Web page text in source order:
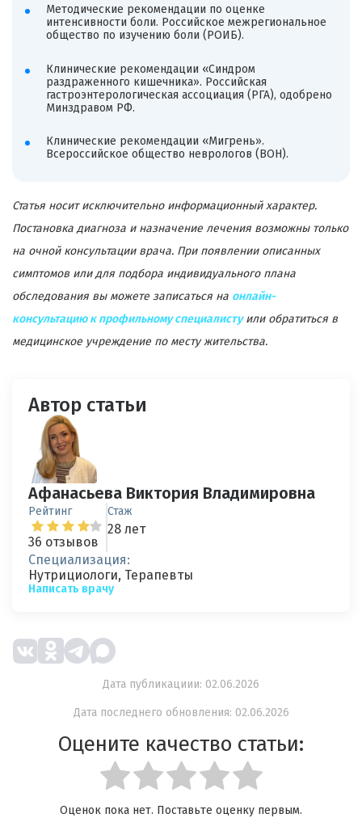
Методические рекомендации по оценке
интенсивности боли. Российское межрегиональное
общество по изучению боли (РОИБ).
Клинические рекомендации «Синдром
раздраженного кишечника». Российская
гастроэнтерологическая ассоциация (РГА), одобрено
Минздравом РФ.
Клинические рекомендации «Мигрень».
Всероссийское общество неврологов (ВОН).
Статья носит исключительно информационный характер.
Постановка диагноза и назначение лечения возможны только
на очной консультации врача. При появлении описанных
симптомов или для подбора индивидуального плана
обследования вы можете записаться на онлайн-
консультацию к профильному специалистуили обратиться в
медицинское учреждение по месту жительства.
Автор статьи
Афанасьева Виктория Владимировна
Рейтинг
36 отзывов
Стаж
28 лет
Специализация:
Нутрициологи, Терапевты
Написать врачу
Дата публикациии: 02.06.2026
Дата последнего обновления: 02.06.2026
Оцените качество статьи:
Оценок пока нет. Поставьте оценку первым.